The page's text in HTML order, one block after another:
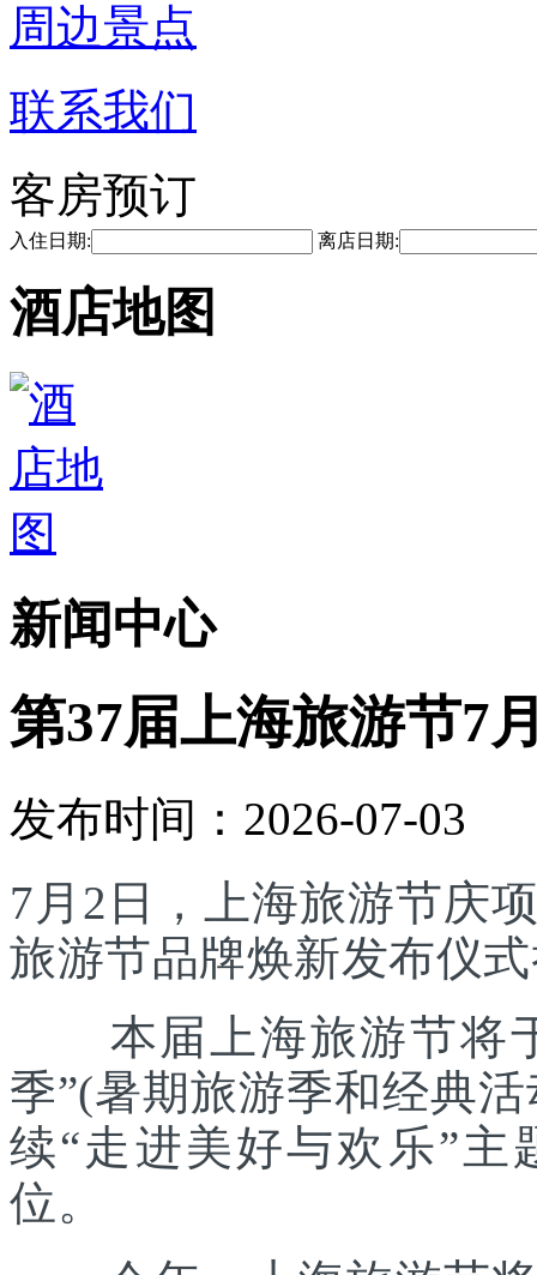
周边景点
联系我们
客房预订
入住日期: 离店日期:
酒店地图
新闻中心
第37届上海旅游节7
发布时间：2026-07-03
7月2日，上海旅游节庆
旅游节品牌焕新发布仪
本届上海旅游节将于
季”(暑期旅游季和经典
续“走进美好与欢乐”主
位。